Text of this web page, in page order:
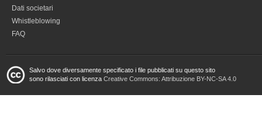
Dati societari
Whistleblowing
FAQ
Salvo dove diversamente specificato i file pubblicati su questo sito
sono rilasciati con licenza Creative Commons: Attribuzione BY-NC-SA 4.0